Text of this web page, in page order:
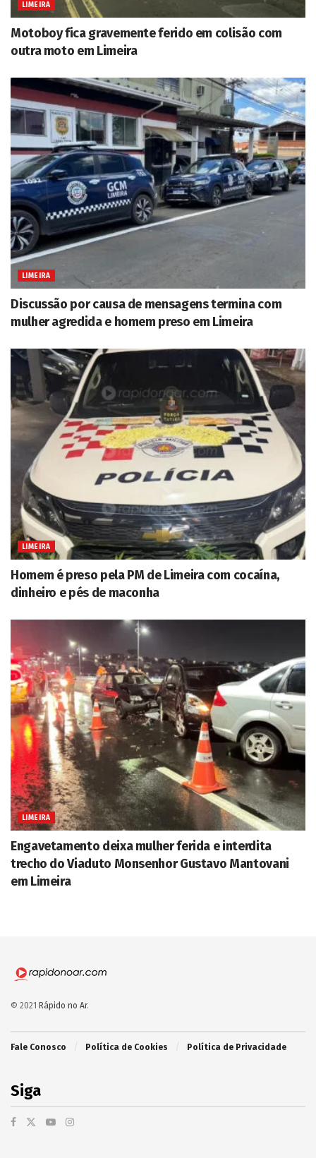
LIMEIRA
Motoboy fica gravemente ferido em colisão com
outra moto em Limeira
LIMEIRA
Discussão por causa de mensagens termina com
mulher agredida e homem preso em Limeira
LIMEIRA
Homem é preso pela PM de Limeira com cocaína,
dinheiro e pés de maconha
LIMEIRA
Engavetamento deixa mulher ferida e interdita
trecho do Viaduto Monsenhor Gustavo Mantovani
em Limeira
© 2021 Rápido no Ar.
Fale Conosco Política de Cookies Política de Privacidade
Siga